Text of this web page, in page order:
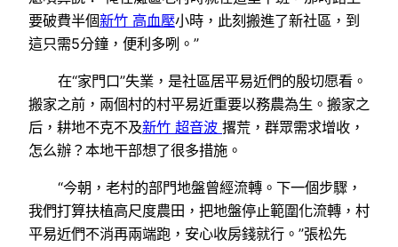
要破費半個新竹 高血壓小時，此刻搬進了新社區，到
這只需5分鐘，便利多咧。”
在“家門口”失業，是社區居平易近們的殷切愿看。
搬家之前，兩個村的村平易近重要以務農為生。搬家之
后，耕地不克不及新竹 超音波 撂荒，群眾需求增收，
怎么辦？本地干部想了很多措施。
“今朝，老村的部門地盤曾經流轉。下一個步驟，
我們打算扶植高尺度農田，把地盤停止範圍化流轉，村
平易近們不消再兩端跑，安心收房錢就行。”張松先